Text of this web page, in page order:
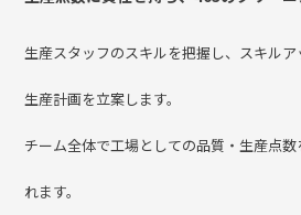
工場リーダーの仕事
生産点数に責任を持ち、403のクリー
生産スタッフのスキルを把握し、スキルア